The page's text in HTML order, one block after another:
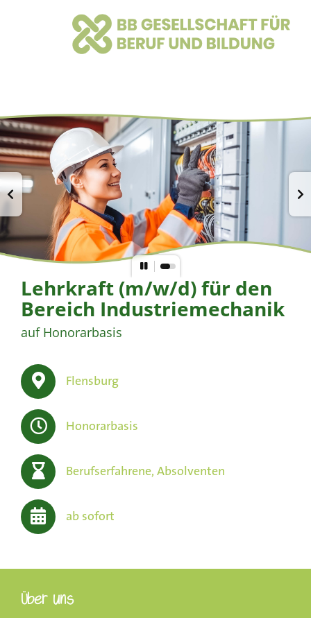
Lehrkraft (m/w/d) für den
Bereich Industriemechanik
auf Honorarbasis
Flensburg
Honorarbasis
Berufserfahrene, Absolventen
ab sofort
Über uns